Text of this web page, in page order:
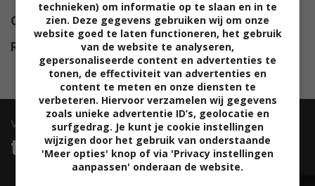
Opbrengst
$ 300.218.018
Release
14.12.1978
video
trailers & clips
technieken) om informatie op te slaan en in te
zien. Deze gegevens gebruiken wij om onze
website goed te laten functioneren, het gebruik
van de website te analyseren,
gepersonaliseerde content en advertenties te
tonen, de effectiviteit van advertenties en
content te meten en onze diensten te
verbeteren. Hiervoor verzamelen wij gegevens
zoals unieke advertentie ID’s, geolocatie en
surfgedrag. Je kunt je cookie instellingen
wijzigen door het gebruik van onderstaande
'Meer opties' knop of via 'Privacy instellingen
aanpassen' onderaan de website.